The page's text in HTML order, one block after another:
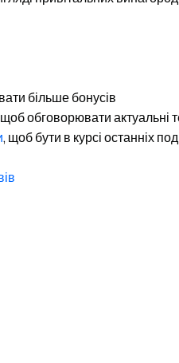
більше бонусів
щоб обговорювати актуальні
, щоб бути в курсі останніх